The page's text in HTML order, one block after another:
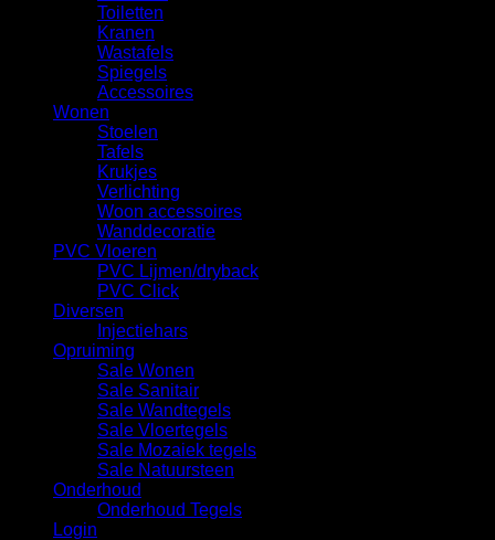
Toiletten
Kranen
Wastafels
Spiegels
Accessoires
Wonen
Stoelen
Tafels
Krukjes
Verlichting
Woon accessoires
Wanddecoratie
PVC Vloeren
PVC Lijmen/dryback
PVC Click
Diversen
Injectiehars
Opruiming
Sale Wonen
Sale Sanitair
Sale Wandtegels
Sale Vloertegels
Sale Mozaiek tegels
Sale Natuursteen
Onderhoud
Onderhoud Tegels
Login